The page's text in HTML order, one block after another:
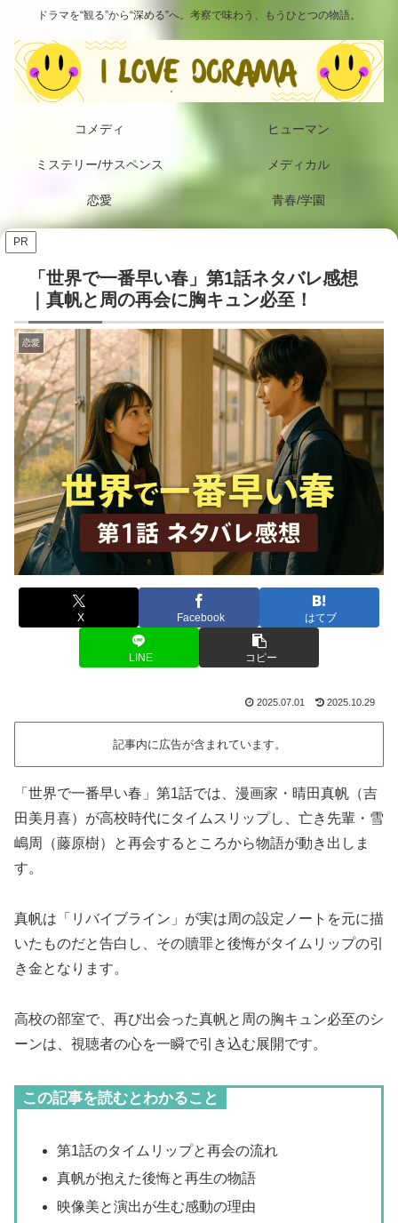
ドラマを“観る”から“深める”へ。考察で味わう、もうひとつの物語。
コメディ ヒューマン
ミステリー/サスペンス メディカル
恋愛 青春/学園
PR
「世界で一番早い春」第1話ネタバレ感想
｜真帆と周の再会に胸キュン必至！
恋愛
X Facebook はてブ
LINE コピー
2025.07.01 2025.10.29
記事内に広告が含まれています。
「世界で一番早い春」第1話では、漫画家・晴田真帆（吉
田美月喜）が高校時代にタイムスリップし、亡き先輩・雪
嶋周（藤原樹）と再会するところから物語が動き出しま
す。
真帆は「リバイブライン」が実は周の設定ノートを元に描
いたものだと告白し、その贖罪と後悔がタイムリップの引
き金となります。
高校の部室で、再び出会った真帆と周の胸キュン必至のシ
ーンは、視聴者の心を一瞬で引き込む展開です。
この記事を読むとわかること
第1話のタイムリップと再会の流れ
真帆が抱えた後悔と再生の物語
映像美と演出が生む感動の理由